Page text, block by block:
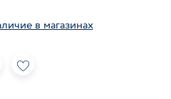
в магазинах